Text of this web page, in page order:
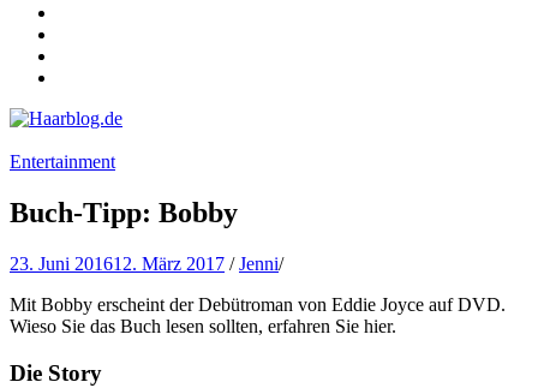
Haarblog.de
Haarpflege | Haarstyling | Beauty | Entertainment
Entertainment
Buch-Tipp: Bobby
23. Juni 201612. März 2017 /Jenni/
Mit Bobby erscheint der Debütroman von Eddie Joyce auf DVD.
Wieso Sie das Buch lesen sollten, erfahren Sie hier.
Die Story